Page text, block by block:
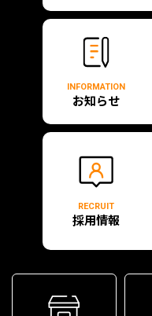
INFORMATION
お知らせ
RECRUIT
採用情報